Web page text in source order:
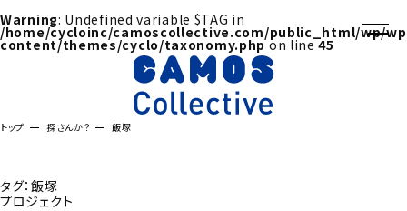
Warning: Undefined variable $TAG in
/home/cycloinc/camoscollective.com/public_html/wp/
content/themes/cyclo/taxonomy.phpon line45
トップ 探さんか？ 飯塚
タグ：飯塚
プロジェクト